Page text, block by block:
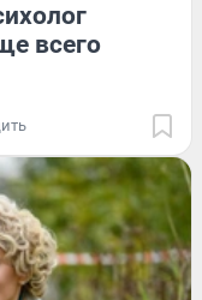
всего